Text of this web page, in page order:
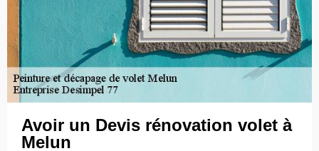
Avoir un Devis rénovation volet à
Melun